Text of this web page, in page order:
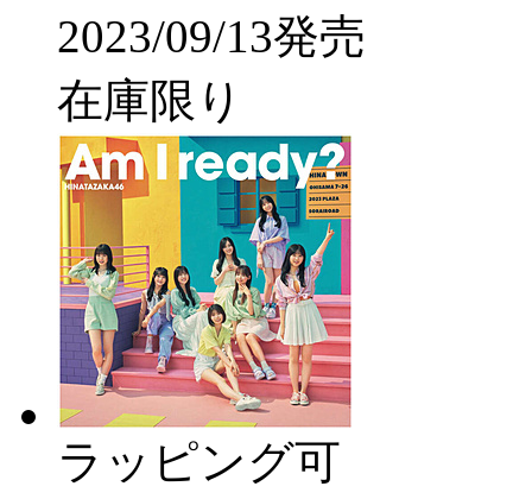
2023/09/13発売
在庫限り
ラッピング可